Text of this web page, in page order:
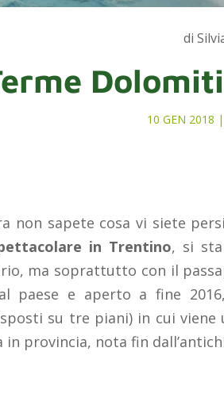
di
Dolomiti
10 GEN 2018
non sapete cosa vi siete
in Trentino, si
ma soprattutto con il
paese e aperto a fine
su tre piani) in cui viene
in provincia, nota fin